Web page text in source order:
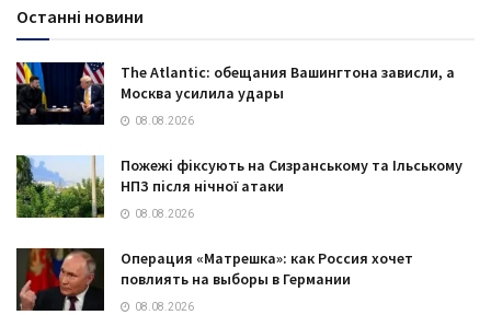
Останні новини
The Atlantic: обещания Вашингтона зависли, а
Москва усилила удары
08.08.2026
Пожежі фіксують на Сизранському та Ільському
НПЗ після нічної атаки
08.08.2026
Операция «Матрешка»: как Россия хочет
повлиять на выборы в Германии
08.08.2026